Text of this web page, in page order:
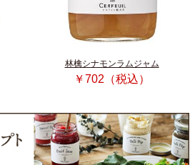
林檎シナモンラムジャム
￥702（税込）